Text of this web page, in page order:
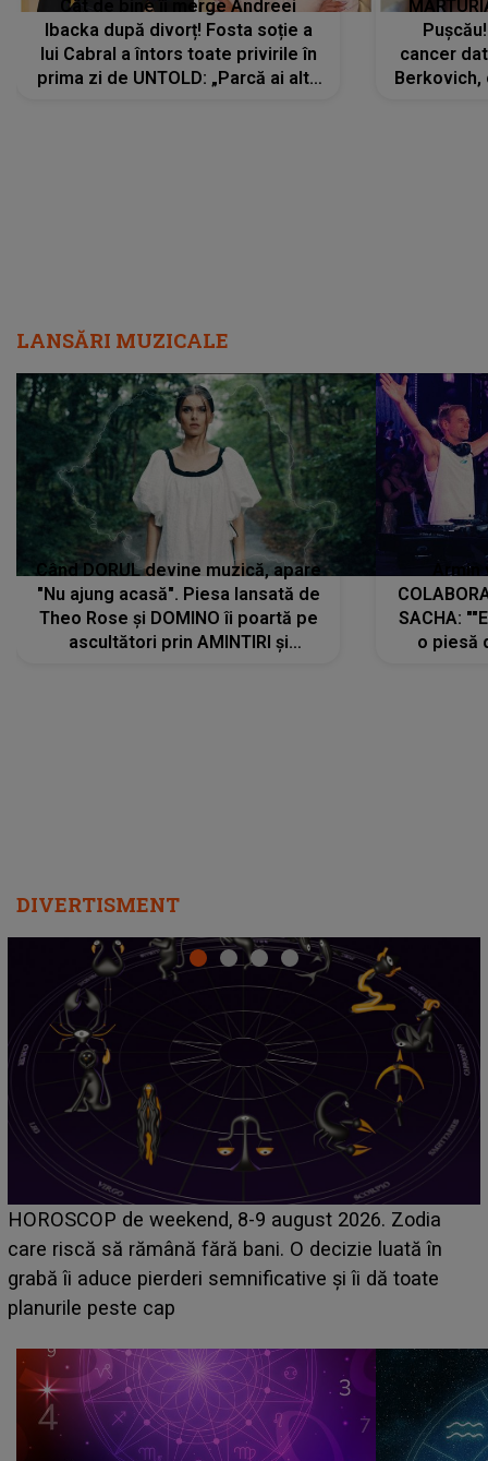
Cât de bine îi merge Andreei
Ibacka după divorț! Fosta soție a
lui Cabral a întors toate privirile în
prima zi de UNTOLD: „Parcă ai altă
cancer
Berkovich,
LANSĂRI MUZICALE
Când DORUL devine muzică, apare
"Nu ajung acasă". Piesa lansată de
Theo Rose și DOMINO îi poartă pe
ascultători prin AMINTIRI și
SACHA:
o piesă
DIVERTISMENT
Emanuel a ținut ACEST DETALIU ASCUNS până
acum! În fața Alexandrei, concurentul din Casa Iubirii
face o MĂRTURISIRE NEAȘTEPTATĂ despre mama
sa: "I-am spus și ei în față, eu nu te iubesc pentru